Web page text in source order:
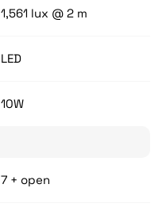
1,561 lux @ 2 m
LED
10W
7 + open